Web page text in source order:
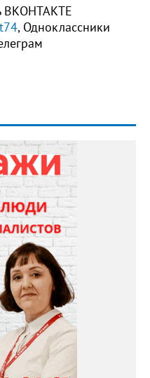
ВКОНТАКТЕ
, Одноклассники